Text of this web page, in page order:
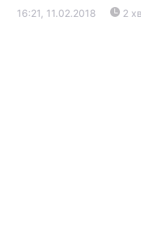
16:21, 11.02.2018 2